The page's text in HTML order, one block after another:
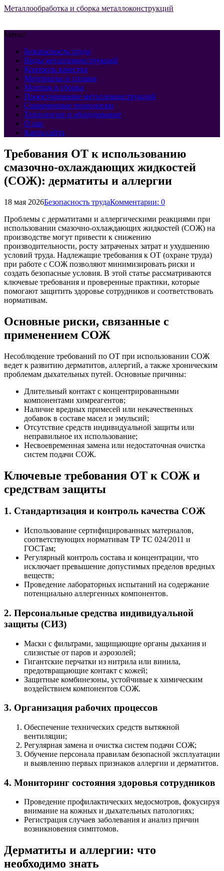
Металлообработка и сборка металлоконструкций
Меню
Безопасность труда
Виды металлоконструкций
Контроль качества
Материалы и сплавы
Монтаж и сборка
Проектирование металлоконструкций
Современные технологии
Технологии и оборудование
О нас
Карта сайта
Требования ОТ к использованию
смазочно-охлаждающих жидкостей
(СОЖ): дерматиты и аллергии
18 мая 2026Безопасность трудаКомментарии: 0
Проблемы с дерматитами и аллергическими реакциями при
использовании смазочно-охлаждающих жидкостей (СОЖ) на
производстве могут привести к снижению
производительности, росту затраченых затрат и ухудшению
условий труда. Надлежащие требования к ОТ (охране труда)
при работе с СОЖ позволяют минимизировать риски и
создать безопасные условия. В этой статье рассматриваются
ключевые требования и проверенные практики, которые
помогают защитить здоровье сотрудников и соответствовать
нормативам.
Основные риски, связанные с
применением СОЖ
Несоблюдение требований по ОТ при использовании СОЖ
ведет к развитию дерматитов, аллергий, а также хроническим
проблемам дыхательных путей. Основные причины:
Длительный контакт с концентрированными
компонентами химреагентов;
Наличие вредных примесей или некачественных
добавок в составе масел и эмульсий;
Отсутствие средств индивидуальной защиты или
неправильное их использование;
Несвоевременная замена или недостаточная очистка
систем подачи СОЖ.
Ключевые требования ОТ к СОЖ и
средствам защиты
1. Стандартизация и контроль качества СОЖ
Использование сертифицированных материалов,
соответствующих нормативам ТР ТС 024/2011 и
ГОСТам;
Регулярный контроль состава и концентрации, что
исключает превышение допустимых пределов вредных
веществ;
Проведение лабораторных испытаний на содержание
потенциально аллергенных компонентов.
2. Персональные средства индивидуальной
защиты (СИЗ)
Маски с фильтрами, защищающие органы дыхания и
слизистые от паров и аэрозолей;
Гигантские перчатки из нитрила или винила,
предотвращающие контакт с кожей;
Защитные комбинезоны, устойчивые к химическим
воздействием компонентов СОЖ.
3. Организация рабочих процессов
Обеспечение технических средств вытяжной
вентиляции;
Регулярная замена и очистка систем подачи СОЖ;
Обучение персонала правилам безопасной эксплуатации
и выявлению первых признаков аллергии и дерматитов.
4. Мониторинг состояния здоровья сотрудников
Проведение профилактических медосмотров, фокусируя
внимание на кожных и дыхательных патологиях;
Регистрация случаев заболевания и анализ причин
возникновения симптомов.
Дерматиты и аллергии: что
необходимо знать